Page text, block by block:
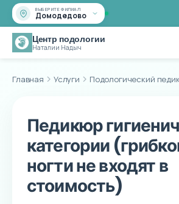
ВЫБЕРИТЕ ФИЛИАЛ
Домодедово
Центр подологии
Наталии Надыч
Главная Услуги Подологический
Педикюр
категории
ногти не входят в
стоимость)